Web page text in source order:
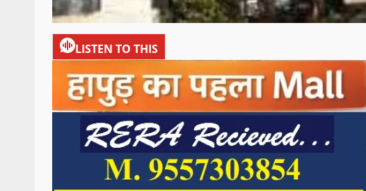
LISTEN TO THIS